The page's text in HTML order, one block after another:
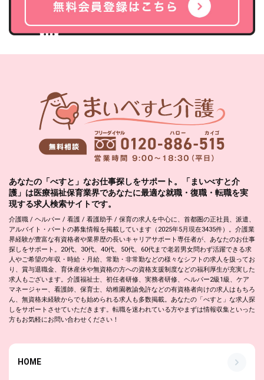
あなたの「べすと」なお仕事探しをサポート。「まいべすと介
護」は医療福祉保育業界であなたに最適な就職・復職・転職を実
現する求人検索サイトです。
介護職 / ヘルパー / 看護 / 看護助手 / 保育の求人を中心に、首都圏の正社員、派遣、
アルバイト・パートの募集情報を掲載しています（2025年5月現在3435件）。介護業
界経験が豊富な有資格者や業界歴の長いキャリアサポート専任者が、あなたのお仕事
探しをサポート。20代、30代、40代、50代、60代まで老若男女問わず活躍できる求
人やご希望の年収・時給・月給、常勤・非常勤などの様々なシフトの求人を扱ってお
り、賞与退職金、育休産休や無資格の方への資格支援制度などの福利厚生が充実した
求人もございます。介護福祉士、初任者研修、実務者研修、ヘルパー2級1級、ケア
マネージャー、看護師、保育士、幼稚園教諭免許などの有資格者向けの求人はもちろ
ん、無資格未経験からでも始められる求人も多数掲載。あなたの「べすと」な求人探
しをサポートさせていただきます。転職を迷われている方やまずは情報収集といった
方もお気軽にお問い合わせください！
HOME